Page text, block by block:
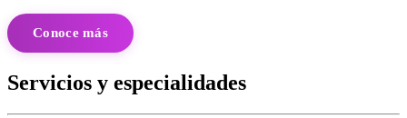
Conoce más
Servicios y especialidades